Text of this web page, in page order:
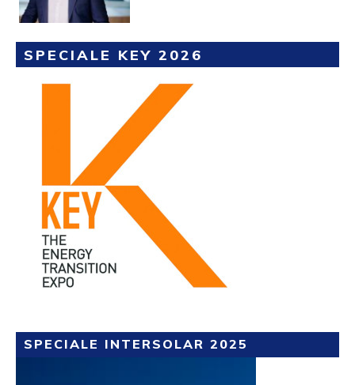
SPECIALE KEY 2026
SPECIALE INTERSOLAR 2025